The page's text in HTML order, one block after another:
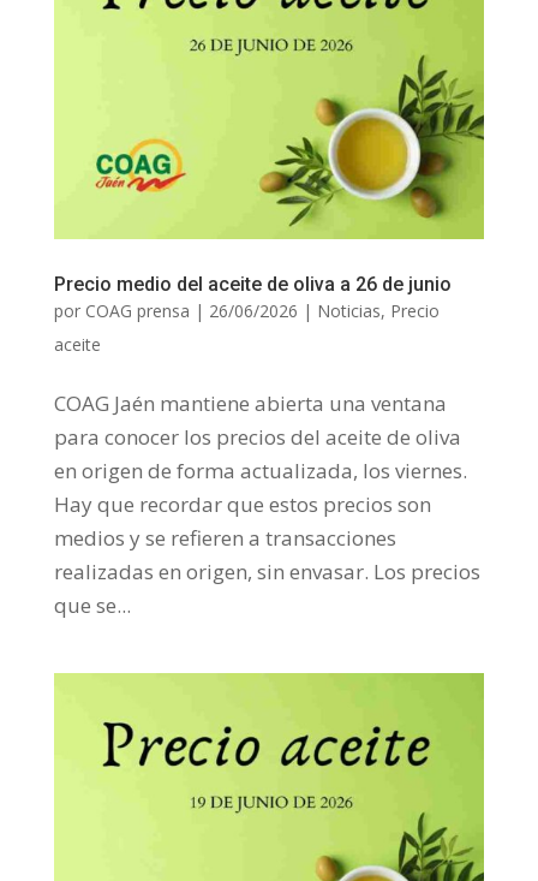
Precio medio del aceite de oliva a 26 de junio
por COAG prensa | 26/06/2026 | Noticias, Precio
aceite
COAG Jaén mantiene abierta una ventana
para conocer los precios del aceite de oliva
en origen de forma actualizada, los viernes.
Hay que recordar que estos precios son
medios y se refieren a transacciones
realizadas en origen, sin envasar. Los precios
que se...